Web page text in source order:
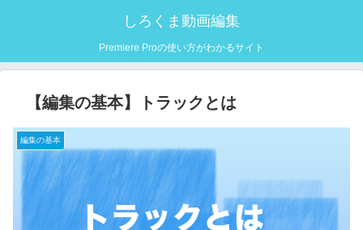
しろくま動画編集
Premiere Proの使い方がわかるサイト
【編集の基本】トラックとは
編集の基本